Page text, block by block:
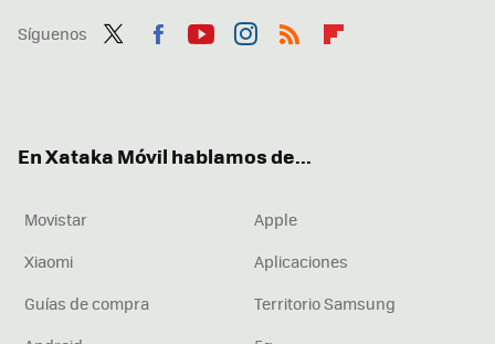
Síguenos
En Xataka Móvil hablamos de...
Movistar
Apple
Xiaomi
Aplicaciones
Guías de compra
Territorio Samsung